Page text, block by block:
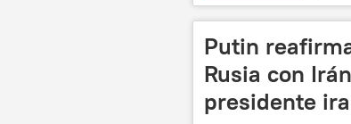
Irán
EEUU
Putin
Rusia con
presidente